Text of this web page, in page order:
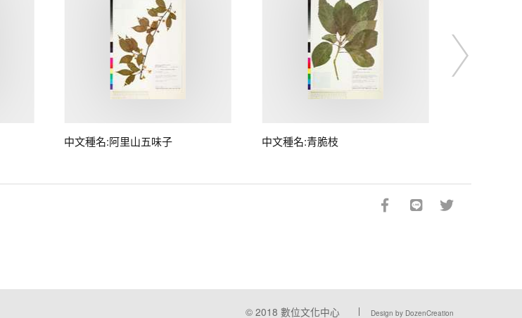
中文種名:阿里山五味子 中文種名:青脆枝
© 2018 數位文化中心 Design by DozenCreation